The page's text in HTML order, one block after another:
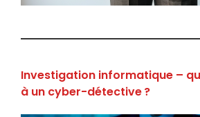
Investigation informatique –
à un cyber-détective ?